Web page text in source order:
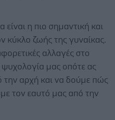
η πιο σημαντική και
κύκλο ζωής της γυναίκας.
αλλαγές στο
μας οπότε ας
αρχή και να δούμε πώς
τον εαυτό μας από την